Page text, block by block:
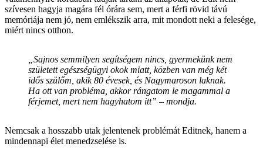
szívesen hagyja magára fél órára sem, mert a férfi rövid távú
memóriája nem jó, nem emlékszik arra, mit mondott neki a felesége,
miért nincs otthon.
„Sajnos semmilyen segítségem nincs, gyermekünk nem
született egészségügyi okok miatt, közben van még két
idős szülőm, akik 80 évesek, és Nagymaroson laknak.
Ha ott van probléma, akkor rángatom le magammal a
férjemet, mert nem hagyhatom itt” – mondja.
Nemcsak a hosszabb utak jelentenek problémát Editnek, hanem a
mindennapi élet menedzselése is.